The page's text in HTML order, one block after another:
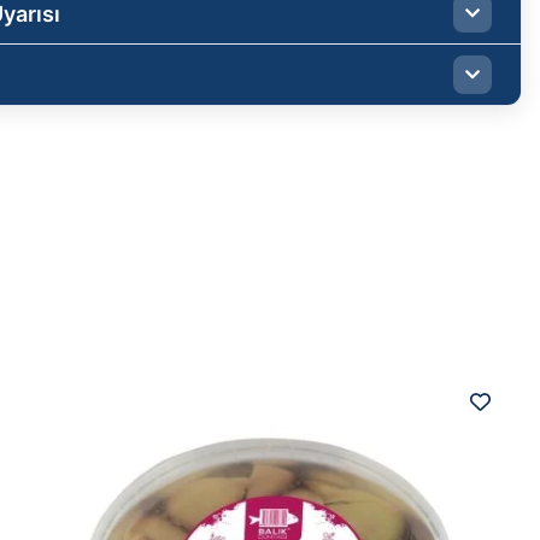
şişlere geçirilmiş ve dondurulmuş Jumbo
vannamei) (%80), baharat, tuz, sıvı yağ, su (glaze
koyu renk ile belirtilmiştir).